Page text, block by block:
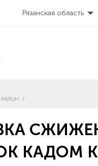
Рязанская область
КАДОМ